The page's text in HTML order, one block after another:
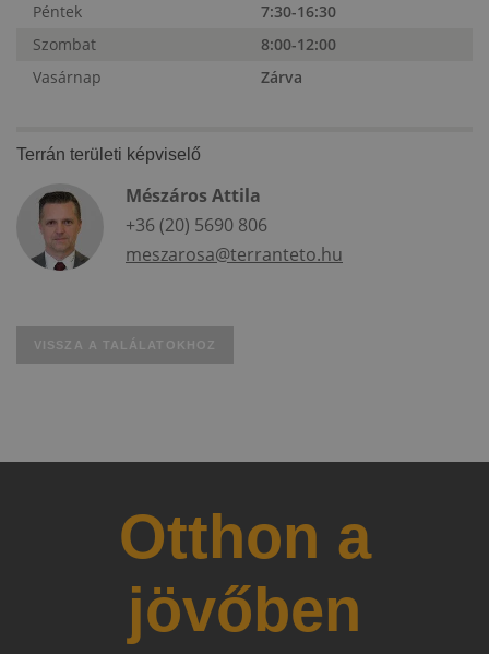
Péntek
7:30-16:30
Szombat
8:00-12:00
Vasárnap
Zárva
Terrán területi képviselő
Mészáros Attila
+36 (20) 5690 806
meszarosa@terranteto.hu
VISSZA A TALÁLATOKHOZ
Otthon a
jövőben